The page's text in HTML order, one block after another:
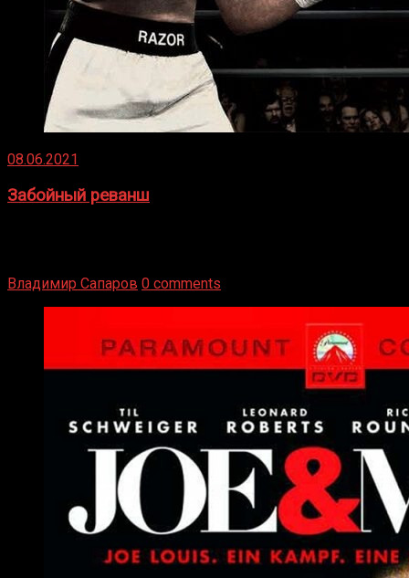
08.06.2021
Забойный реванш
Владимир Сапаров 0 comments